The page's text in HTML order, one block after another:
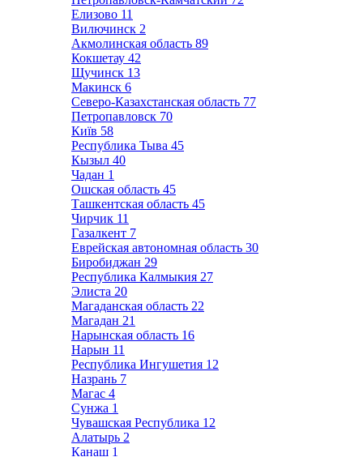
Елизово 11
Вилючинск 2
Акмолинская область 89
Кокшетау 42
Щучинск 13
Макинск 6
Северо-Казахстанская область 77
Петропавловск 70
Київ 58
Республика Тыва 45
Кызыл 40
Чадан 1
Ошская область 45
Ташкентская область 45
Чирчик 11
Газалкент 7
Еврейская автономная область 30
Биробиджан 29
Республика Калмыкия 27
Элиста 20
Магаданская область 22
Магадан 21
Нарынская область 16
Нарын 11
Республика Ингушетия 12
Назрань 7
Магас 4
Сунжа 1
Чувашская Республика 12
Алатырь 2
Канаш 1